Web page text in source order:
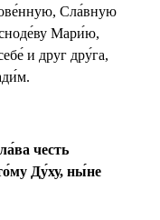
Сла́вную
Мари́ю,
и друг дру́га,
честь
Ду́ху, ны́не